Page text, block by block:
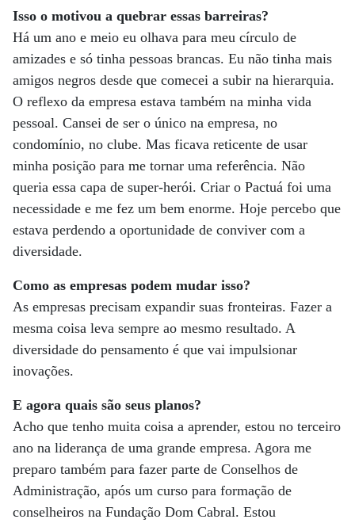
Isso o motivou a quebrar essas barreiras?
Há um ano e meio eu olhava para meu círculo de
amizades e só tinha pessoas brancas. Eu não tinha mais
amigos negros desde que comecei a subir na hierarquia.
O reflexo da empresa estava também na minha vida
pessoal. Cansei de ser o único na empresa, no
condomínio, no clube. Mas ficava reticente de usar
minha posição para me tornar uma referência. Não
queria essa capa de super-herói. Criar o Pactuá foi uma
necessidade e me fez um bem enorme. Hoje percebo que
estava perdendo a oportunidade de conviver com a
diversidade.
Como as empresas podem mudar isso?
As empresas precisam expandir suas fronteiras. Fazer a
mesma coisa leva sempre ao mesmo resultado. A
diversidade do pensamento é que vai impulsionar
inovações.
E agora quais são seus planos?
Acho que tenho muita coisa a aprender, estou no terceiro
ano na liderança de uma grande empresa. Agora me
preparo também para fazer parte de Conselhos de
Administração, após um curso para formação de
conselheiros na Fundação Dom Cabral. Estou